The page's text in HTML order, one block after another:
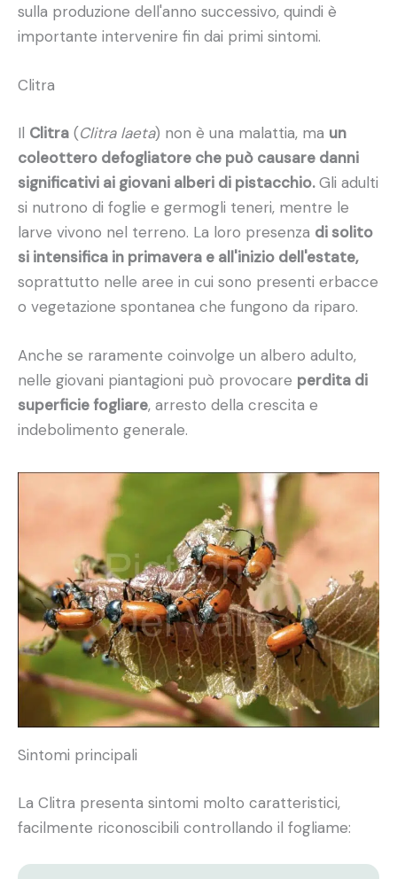
sulla produzione dell'anno successivo, quindi è
importante intervenire fin dai primi sintomi.
Clitra
Il Clitra (Clitra laeta) non è una malattia, ma un
coleottero defogliatore che può causare danni
significativi ai giovani alberi di pistacchio.Gli adulti
si nutrono di foglie e germogli teneri, mentre le
larve vivono nel terreno. La loro presenza di solito
si intensifica in primavera e all'inizio dell'estate,
soprattutto nelle aree in cui sono presenti erbacce
o vegetazione spontanea che fungono da riparo.
Anche se raramente coinvolge un albero adulto,
nelle giovani piantagioni può provocare perdita di
superficie fogliare, arresto della crescita e
indebolimento generale.
Sintomi principali
La Clitra presenta sintomi molto caratteristici,
facilmente riconoscibili controllando il fogliame: